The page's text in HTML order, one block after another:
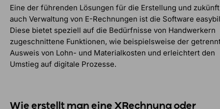
Eine der führenden Lösungen für die Erstellung und
auch Verwaltung von E-Rechnungen ist die Software
Diese bietet speziell auf die Bedürfnisse von Handwerkern
zugeschnittene Funktionen, wie beispielsweise der
Ausweis von Lohn- und Materialkosten und erleichtert den
Umstieg auf digitale Prozesse.
Wie erstellt man eine XRechnung oder